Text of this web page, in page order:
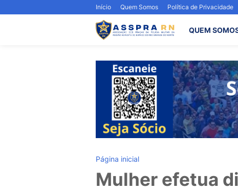
Início Quem Somos Política de Privacidade
QUEM
Página inicial
Mulher efetua